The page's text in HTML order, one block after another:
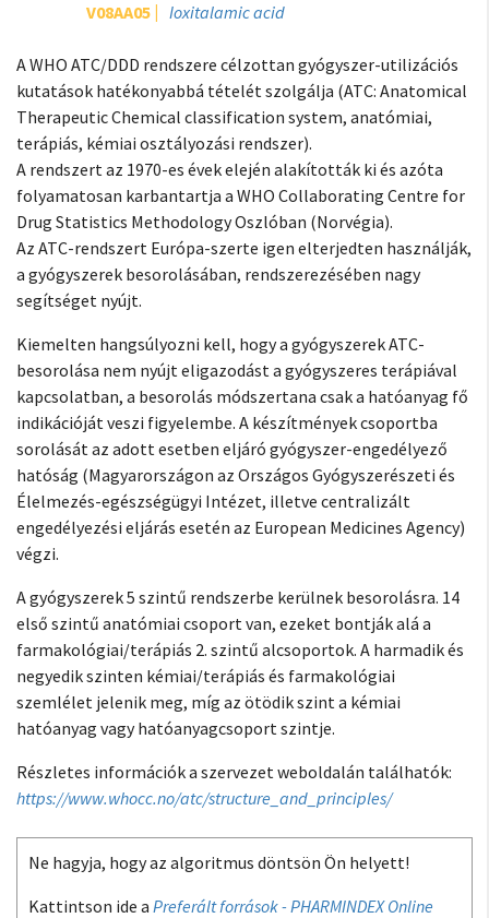
V08AA05
Ioxitalamic acid
A WHO ATC/DDD rendszere célzottan gyógyszer-utilizációs
kutatások hatékonyabbá tételét szolgálja (ATC: Anatomical
Therapeutic Chemical classification system, anatómiai,
terápiás, kémiai osztályozási rendszer).
A rendszert az 1970-es évek elején alakították ki és azóta
folyamatosan karbantartja a WHO Collaborating Centre for
Drug Statistics Methodology Oszlóban (Norvégia).
Az ATC-rendszert Európa-szerte igen elterjedten használják,
a gyógyszerek besorolásában, rendszerezésében nagy
segítséget nyújt.
Kiemelten hangsúlyozni kell, hogy a gyógyszerek ATC-
besorolása nem nyújt eligazodást a gyógyszeres terápiával
kapcsolatban, a besorolás módszertana csak a hatóanyag fő
indikációját veszi figyelembe. A készítmények csoportba
sorolását az adott esetben eljáró gyógyszer-engedélyező
hatóság (Magyarországon az Országos Gyógyszerészeti és
Élelmezés-egészségügyi Intézet, illetve centralizált
engedélyezési eljárás esetén az European Medicines Agency)
végzi.
A gyógyszerek 5 szintű rendszerbe kerülnek besorolásra. 14
első szintű anatómiai csoport van, ezeket bontják alá a
farmakológiai/terápiás 2. szintű alcsoportok. A harmadik és
negyedik szinten kémiai/terápiás és farmakológiai
szemlélet jelenik meg, míg az ötödik szint a kémiai
hatóanyag vagy hatóanyagcsoport szintje.
Részletes információk a szervezet weboldalán találhatók:
https://www.whocc.no/atc/structure_and_principles/
Ne hagyja, hogy az algoritmus döntsön Ön helyett!
Kattintson ide a Preferált források - PHARMINDEX Online